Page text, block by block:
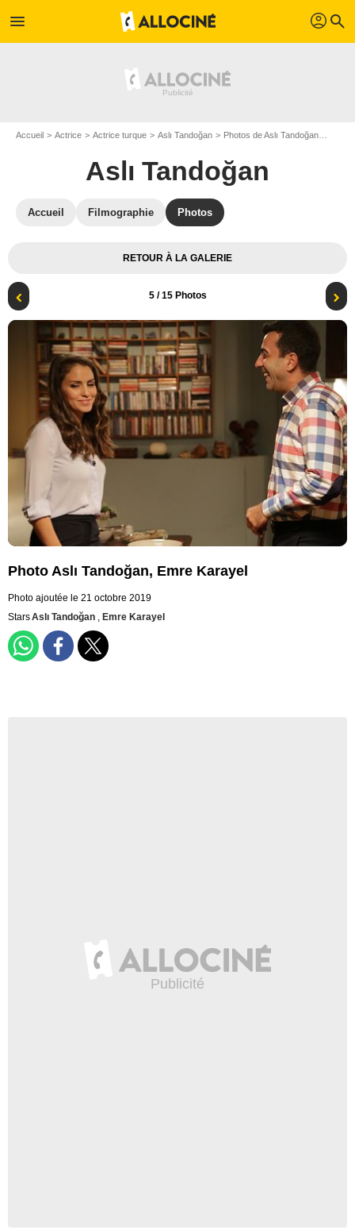
menu profil search
Accueil Actrice Actrice turque Aslı Tandoğan Photos de Aslı Tandoğan
Aslı Tandoğan
Accueil Filmographie Photos
RETOUR À LA GALERIE
5/ 15 Photos
Photo Aslı Tandoğan, Emre Karayel
Photo ajoutée le 21 octobre 2019
StarsAslı Tandoğan , Emre Karayel